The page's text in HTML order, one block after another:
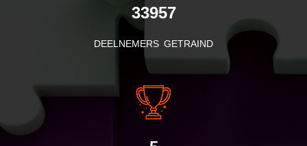
33957
DEELNEMERS GETRAIND